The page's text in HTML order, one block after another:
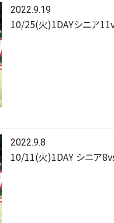
2022.9.19
10/25(火)1DAYシニア
2022.9.8
10/11(火)1DAY シニア